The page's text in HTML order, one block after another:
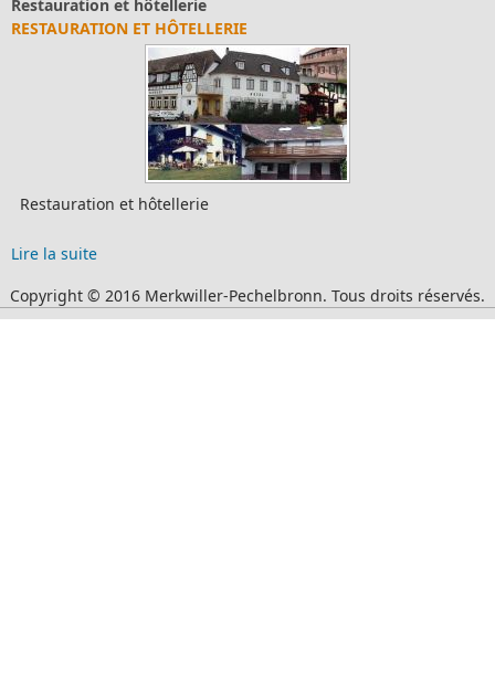
Restauration et hôtellerie
RESTAURATION ET HÔTELLERIE
Restauration et hôtellerie
Lire la suite
Copyright © 2016 Merkwiller-Pechelbronn. Tous droits réservés.